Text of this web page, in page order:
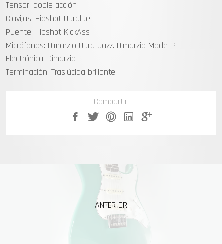
Tensor: doble acción
Clavijas: Hipshot Ultralite
Puente: Hipshot KickAss
Micrófonos: Dimarzio Ultra Jazz. Dimarzio Model P
Electrónica: Dimarzio
Terminación: Traslúcida brillante
Compartir:
ANTERIOR